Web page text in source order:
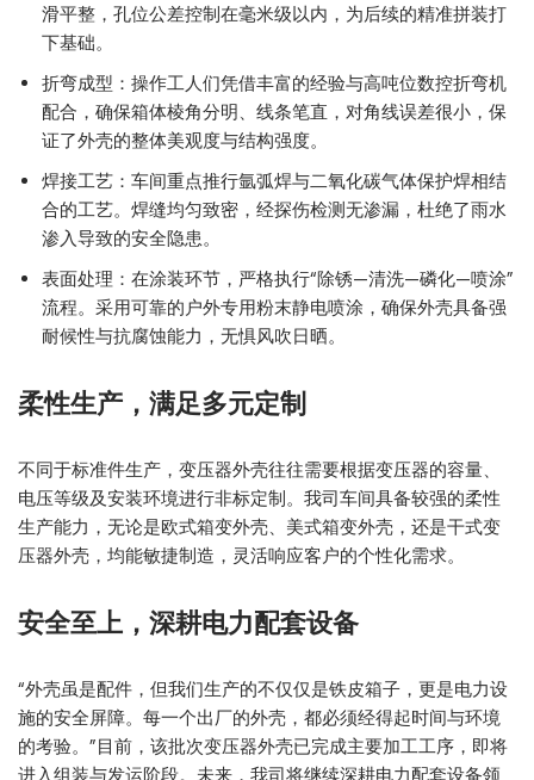
滑平整，孔位公差控制在毫米级以内，为后续的精准拼装打
下基础。
折弯成型：操作工人们凭借丰富的经验与高吨位数控折弯机
配合，确保箱体棱角分明、线条笔直，对角线误差很小，保
证了外壳的整体美观度与结构强度。
焊接工艺：车间重点推行氩弧焊与二氧化碳气体保护焊相结
合的工艺。焊缝均匀致密，经探伤检测无渗漏，杜绝了雨水
渗入导致的安全隐患。
表面处理：在涂装环节，严格执行“除锈—清洗—磷化—喷涂”
流程。采用可靠的户外专用粉末静电喷涂，确保外壳具备强
耐候性与抗腐蚀能力，无惧风吹日晒。
柔性生产，满足多元定制
不同于标准件生产，变压器外壳往往需要根据变压器的容量、
电压等级及安装环境进行非标定制。我司车间具备较强的柔性
生产能力，无论是欧式箱变外壳、美式箱变外壳，还是干式变
压器外壳，均能敏捷制造，灵活响应客户的个性化需求。
安全至上，深耕电力配套设备
“外壳虽是配件，但我们生产的不仅仅是铁皮箱子，更是电力设
施的安全屏障。每一个出厂的外壳，都必须经得起时间与环境
的考验。”目前，该批次变压器外壳已完成主要加工工序，即将